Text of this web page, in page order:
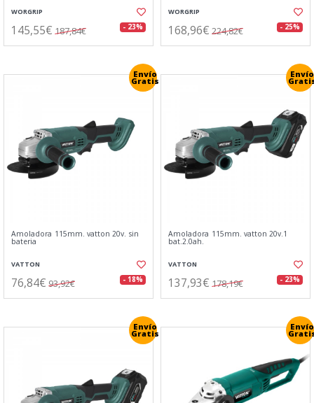
WORGRIP
145,55€ 187,84€ - 23%
WORGRIP
168,96€ 224,82€ - 25%
Envío
Gratis
Amoladora 115mm. vatton 20v. sin
bateria
VATTON
76,84€ 93,92€ - 18%
Envío
Amoladora 115mm. vatton 20v.1
bat.2.0ah.
VATTON
137,93€ 178,19€ - 23%
Envío
Gratis
Envío